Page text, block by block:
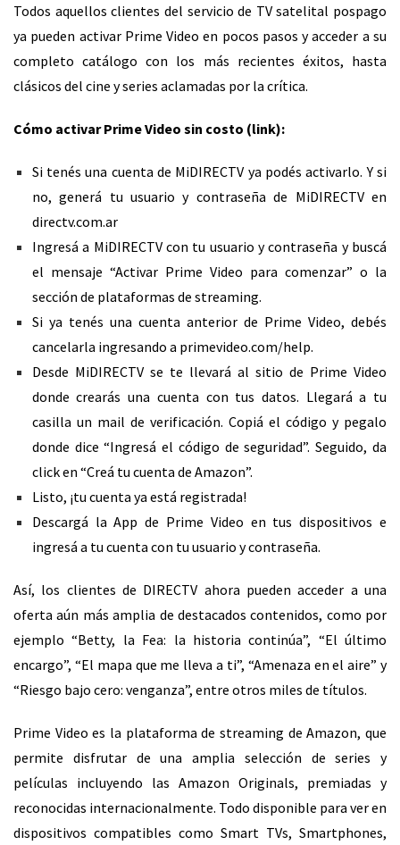
Todos aquellos clientes del servicio de TV satelital pospago
ya pueden activar Prime Video en pocos pasos y acceder a su
completo catálogo con los más recientes éxitos, hasta
clásicos del cine y series aclamadas por la crítica.
Cómo activar Prime Video sin costo (link):
Si tenés una cuenta de MiDIRECTV ya podés activarlo. Y si
no, generá tu usuario y contraseña de MiDIRECTV en
directv.com.ar
Ingresá a MiDIRECTV con tu usuario y contraseña y buscá
el mensaje “Activar Prime Video para comenzar” o la
sección de plataformas de streaming.
Si ya tenés una cuenta anterior de Prime Video, debés
cancelarla ingresando a primevideo.com/help.
Desde MiDIRECTV se te llevará al sitio de Prime Video
donde crearás una cuenta con tus datos. Llegará a tu
casilla un mail de verificación. Copiá el código y pegalo
donde dice “Ingresá el código de seguridad”. Seguido, da
click en “Creá tu cuenta de Amazon”.
Listo, ¡tu cuenta ya está registrada!
Descargá la App de Prime Video en tus dispositivos e
ingresá a tu cuenta con tu usuario y contraseña.
Así, los clientes de DIRECTV ahora pueden acceder a una
oferta aún más amplia de destacados contenidos, como por
ejemplo “Betty, la Fea: la historia continúa”, “El último
encargo”, “El mapa que me lleva a ti”, “Amenaza en el aire” y
“Riesgo bajo cero: venganza”, entre otros miles de títulos.
Prime Video es la plataforma de streaming de Amazon, que
permite disfrutar de una amplia selección de series y
películas incluyendo las Amazon Originals, premiadas y
reconocidas internacionalmente. Todo disponible para ver en
dispositivos compatibles como Smart TVs, Smartphones,